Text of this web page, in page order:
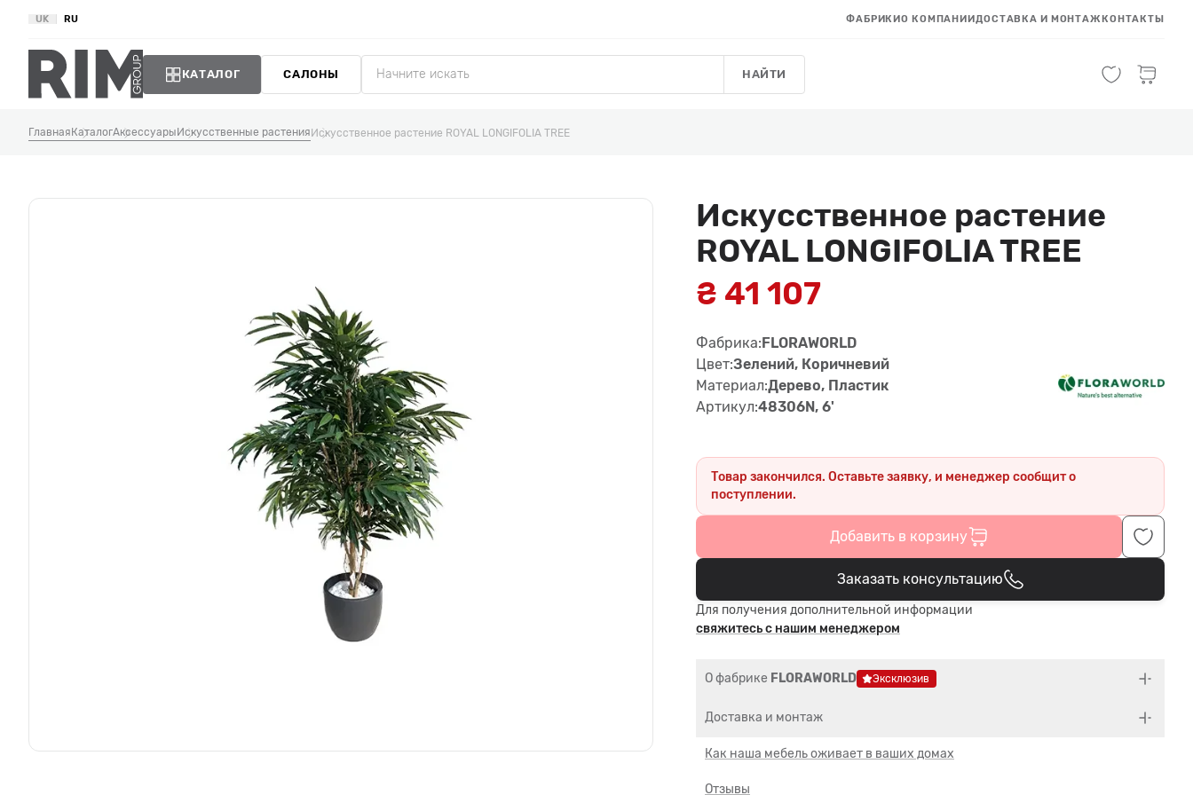
UK RU ФАБРИКИО КОМПАНИИДОСТАВКА И МОНТАЖКОНТАКТЫ
КАТАЛОГ САЛОНЫ НАЙТИ
Главная КаталогАксессуары Искусственные растенияИскусственное растение ROYAL LONGIFOLIA TREE
Искусственное растение
ROYAL LONGIFOLIA TREE
₴ 41 107
Фабрика:FLORAWORLD
Цвет:Зелений, Коричневий
Материал:Дерево, Пластик
Артикул:48306N, 6'
Товар закончился. Оставьте заявку, и менеджер сообщит о
поступлении.
Добавить в корзину
В корзине
Заказать консультацию
Для получения дополнительной информации
свяжитесь с нашим менеджером
О фабрике FLORAWORLD Эксклюзив
Доставка и монтаж
Как наша мебель оживает в ваших домах
Отзывы